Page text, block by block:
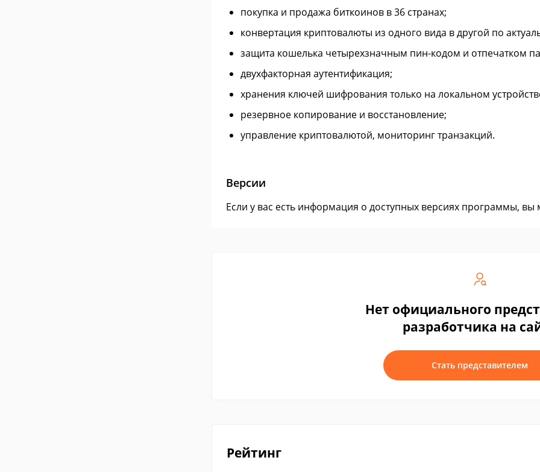
покупка и продажа биткоинов в 36 странах;
конвертация криптовалюты из одного вида в другой по
защита кошелька четырехзначным пин-кодом и отпечатком
двухфакторная аутентификация;
хранения ключей шифрования только на локальном
резервное копирование и восстановление;
управление криптовалютой, мониторинг транзакций.
Версии
Если у вас есть информация о доступных версиях программы,
Нет официального
разработчика на
Стать представителем
Рейтинг